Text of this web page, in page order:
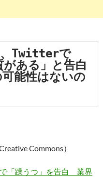
、Twitterで
がある」と告白
可能性はないの
Commons）
「躁うつ」を告白 業界